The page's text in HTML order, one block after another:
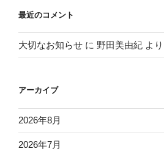
最近のコメント
大切なお知らせ に 野田美由紀 より
アーカイブ
2026年8月
2026年7月